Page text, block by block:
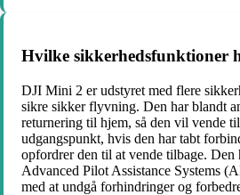
Hvilke sikkerhedsfunktioner
DJI Mini 2 er udstyret med flere
sikre sikker flyvning. Den har blandt
returnering til hjem, så den vil vende
udgangspunkt, hvis den har tabt
opfordrer den til at vende tilbage. Den
Advanced Pilot Assistance Systems
med at undgå forhindringer og